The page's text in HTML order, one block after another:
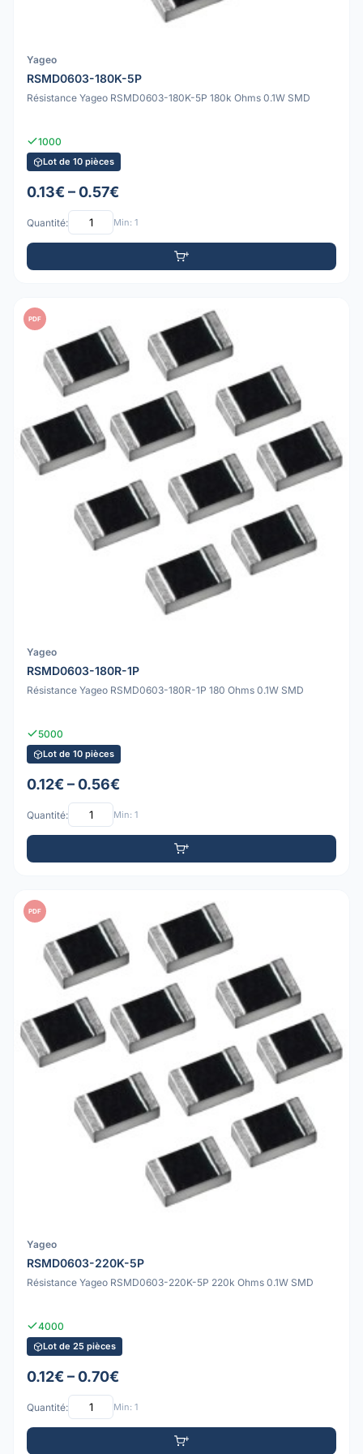
Yageo
RSMD0603-180K-5P
Résistance Yageo RSMD0603-180K-5P 180k Ohms 0.1W SMD
1000
Lot de 10 pièces
0.13€ – 0.57€
Quantité: Min: 1
PDF
Yageo
RSMD0603-180R-1P
Résistance Yageo RSMD0603-180R-1P 180 Ohms 0.1W SMD
5000
Lot de 10 pièces
0.12€ – 0.56€
Quantité: Min: 1
PDF
Yageo
RSMD0603-220K-5P
Résistance Yageo RSMD0603-220K-5P 220k Ohms 0.1W SMD
4000
Lot de 25 pièces
0.12€ – 0.70€
Quantité: Min: 1